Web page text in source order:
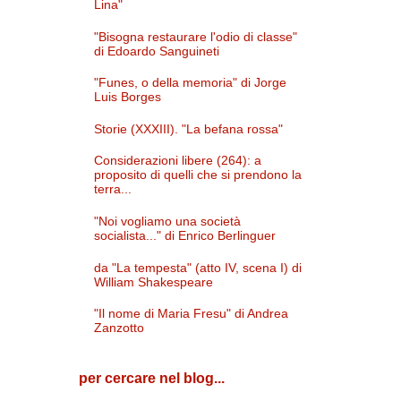
Lina"
"Bisogna restaurare l'odio di classe"
di Edoardo Sanguineti
"Funes, o della memoria" di Jorge
Luis Borges
Storie (XXXIII). "La befana rossa"
Considerazioni libere (264): a
proposito di quelli che si prendono la
terra...
"Noi vogliamo una società
socialista..." di Enrico Berlinguer
da "La tempesta" (atto IV, scena I) di
William Shakespeare
"Il nome di Maria Fresu" di Andrea
Zanzotto
per cercare nel blog...